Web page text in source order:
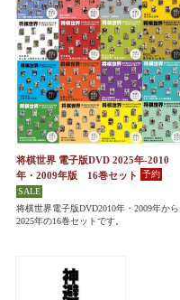
将棋世界 電子版DVD 2025年-2010
年・2009年版 16巻セット
将棋世界電子版DVD2010年・2009年から
2025年の16巻セットです。